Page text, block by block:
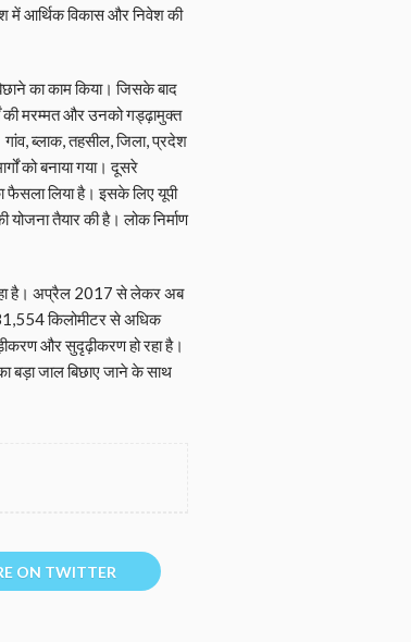
में आर्थिक विकास और निवेश की
का काम किया। जिसके बाद
की मरम्मत और उनको गड्ढ़ामुक्त
ब्लाक, तहसील, जिला, प्रदेश
को बनाया गया। दूसरे
फैसला लिया है। इसके लिए यूपी
तैयार की है। लोक निर्माण
है। अप्रैल 2017 से लेकर अब
किलोमीटर से अधिक
और सुदृढ़ीकरण हो रहा है।
बड़ा जाल बिछाए जाने के साथ
ON TWITTER